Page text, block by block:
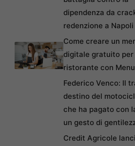
dipendenza da
redenzione a Napoli
Come creare un
digitale gratuito per
ristorante con
Federico Venco: Il
destino del
che ha pagato con
un gesto di
Credit Agricole